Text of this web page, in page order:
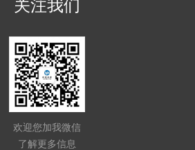
关注我们
欢迎您加我微信
了解更多信息